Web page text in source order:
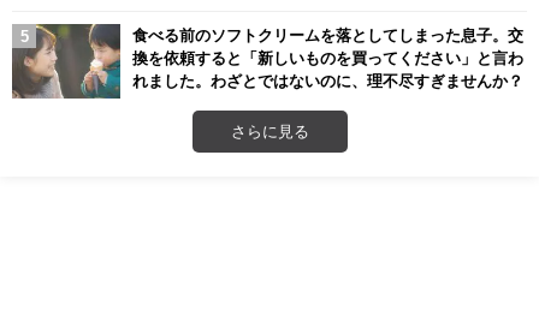
食べる前のソフトクリームを落としてしまった息子。交
換を依頼すると「新しいものを買ってください」と言わ
れました。わざとではないのに、理不尽すぎませんか？
さらに見る